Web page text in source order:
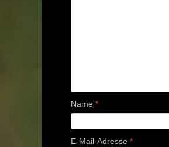
Name *
E-Mail-Adresse *